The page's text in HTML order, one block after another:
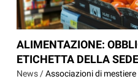
ALIMENTAZIONE:
ETICHETTA DELLA
News /Associazioni di mestiere